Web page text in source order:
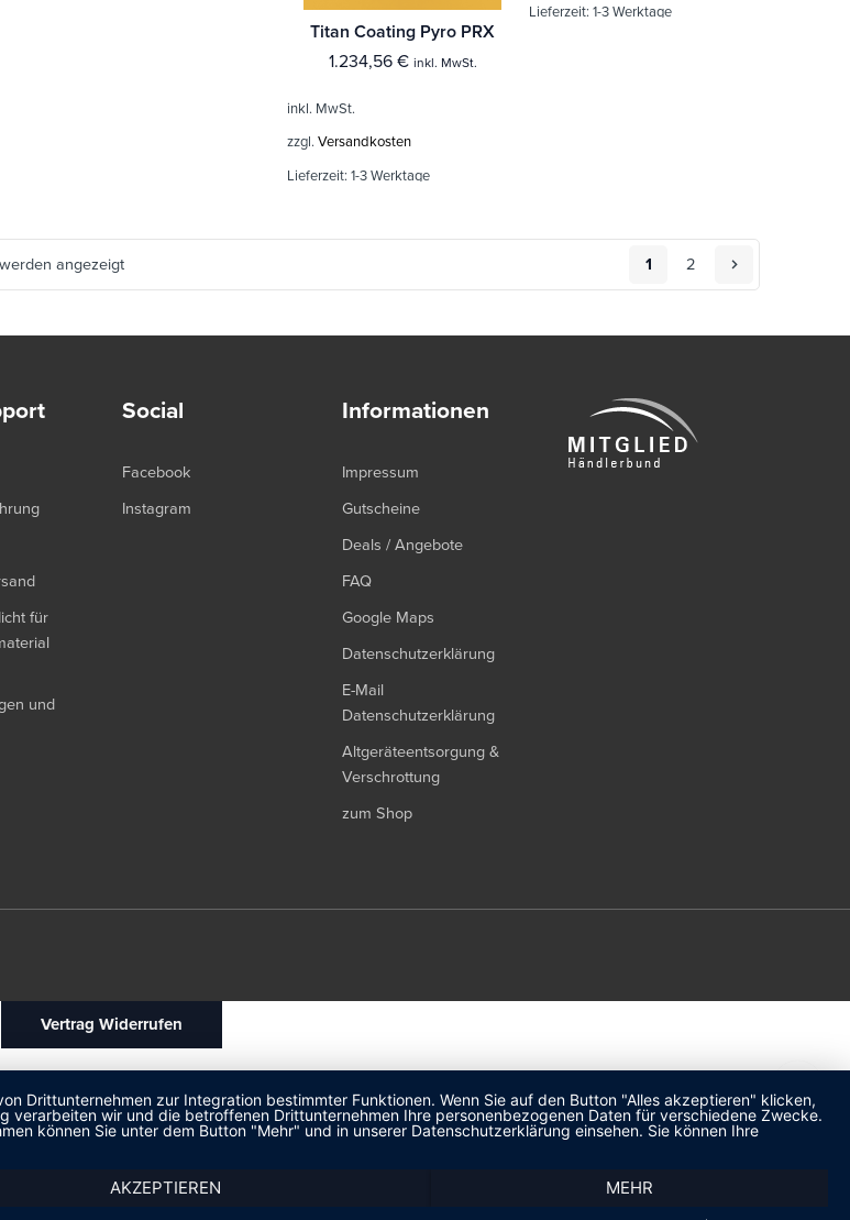
Titan Coating Pyro PRX
1.234,56 € inkl. MwSt.
inkl. MwSt.
zzgl. Versandkosten
Lieferzeit: 1-3 Werktage
Lieferzeit: 1-3 Werktage
angezeigt 1 2
für
und
Social
Facebook
Instagram
Informationen
Impressum
Gutscheine
Deals / Angebote
FAQ
Google Maps
Datenschutzerklärung
E-Mail
Datenschutzerklärung
Altgeräteentsorgung &
Verschrottung
zum Shop
Vertrag Widerrufen
Drittunternehmen zur Integration bestimmter Funktionen. Wenn Sie auf den Button "Alles akzeptieren" klicken,
verarbeiten wir und die betroffenen Drittunternehmen Ihre personenbezogenen Daten für verschiedene Zwecke.
können Sie unter dem Button "Mehr" und in unserer Datenschutzerklärung einsehen. Sie können Ihre
AKZEPTIEREN MEHR